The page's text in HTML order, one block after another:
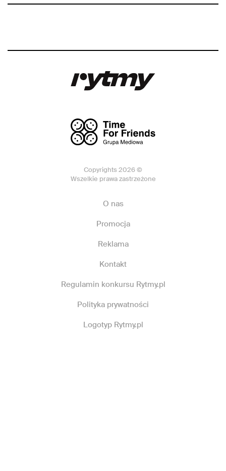
Copyrights 2026 ©
Wszelkie prawa zastrzeżone
O nas
Promocja
Reklama
Kontakt
Regulamin konkursu Rytmy.pl
Polityka prywatności
Logotyp Rytmy.pl